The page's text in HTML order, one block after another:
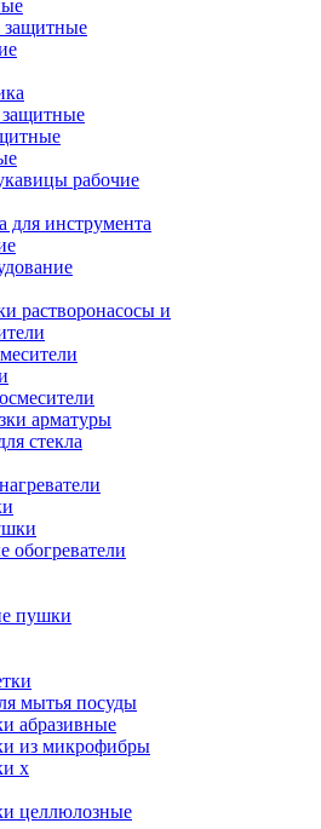
рабочие
для инструмента
растворонасосы и
арматуры
стекла
обогреватели
пушки
мытья посуды
абразивные
из микрофибры
х
целлюлозные